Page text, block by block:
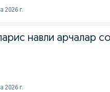
2026 г.
навли арчалар
2026 г.